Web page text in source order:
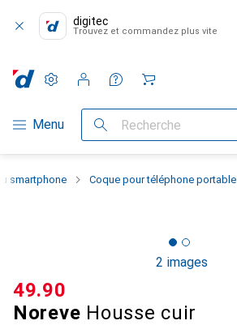
digitec
Trouvez et commandez plus vite
Navigation par catégorie
Menu Recherche
Paramètres
Compte client
Listes de comparaison
Listes d'envies
Panier
smartphone Coque pour téléphone portable
2 images
Noreve Housse cuir
CHF
49.90